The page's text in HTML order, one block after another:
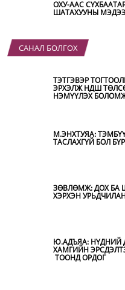
ОХУ-ААС
ШАТАХУУНЫ
ҮЕР УСНЫ
БАЙНА
САНАЛ БОЛГОХ
ТЭТГЭВЭР
ЭРХЭЛЖ НДШ
НЭМҮҮЛЭХ
М.ЭНХТУЯА:
ТАСЛАХГҮЙ БОЛ
ЗӨВЛӨМЖ: ДОХ БА
ХЭРХЭН
Ю.АДЪЯА: НҮДНИЙ
ХАМГИЙН
ТООНД ОРДОГ